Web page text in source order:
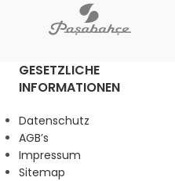
GESETZLICHE
INFORMATIONEN
Datenschutz
AGB’s
Impressum
Sitemap